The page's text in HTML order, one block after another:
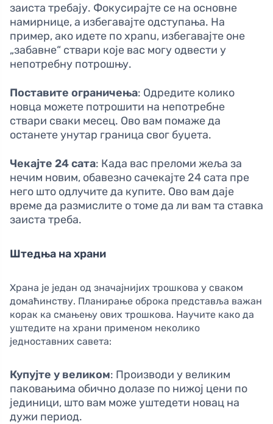
заиста требају. Фокусирајте се на основне
намирнице, а избегавајте одступања. На
пример, ако идете по хрanu, избегавајте оне
„забавне“ ствари које вас могу одвести у
непотребну потрошњу.
Поставите ограничења: Одредите колико
новца можете потрошити на непотребне
ствари сваки месец. Ово вам помаже да
останете унутар граница свог буџета.
Чекајте 24 сата: Када вас преломи жеља за
нечим новим, обавезно сачекајте 24 сата пре
него што одлучите да купите. Ово вам даје
време да размислите о томе да ли вам та ставка
заиста треба.
Штедња на храни
Храна је један од значајнијих трошкова у сваком
домаћинству. Планирање оброка представља важан
корак ка смањењу ових трошкова. Научите како да
уштедите на храни применом неколико
једноставних савета:
Купујте у великом: Производи у великим
паковањима обично долазе по нижој цени по
јединици, што вам може уштедети новац на
дужи период.